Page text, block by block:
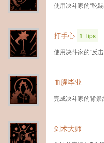
使用决斗家的“靴
打手心 1 Tips
使用决斗家的“反
血腥毕业
完成决斗家的背景
剑术大师